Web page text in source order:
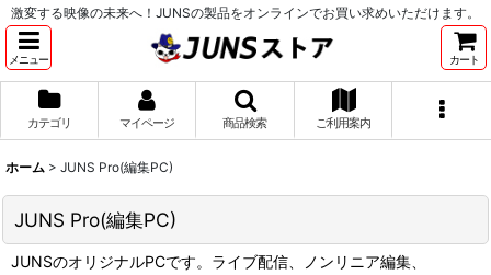
激変する映像の未来へ！JUNSの製品をオンラインでお買い求めいただけます。
メニュー カート
カテゴリ マイページ 商品検索 ご利用案内
ホーム > JUNS Pro(編集PC)
JUNS Pro(編集PC)
JUNSのオリジナルPCです。ライブ配信、ノンリニア編集、